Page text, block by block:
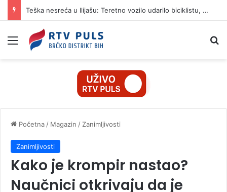
Teška nesreća u Ilijašu: Teretno vozilo udarilo biciklistu, 75-godišnjak zadržan u bolnici
Izbornik
Početna / Magazin / Zanimljivosti
Zanimljivosti
Kako je krompir nastao?
Naučnici otkrivaju da je